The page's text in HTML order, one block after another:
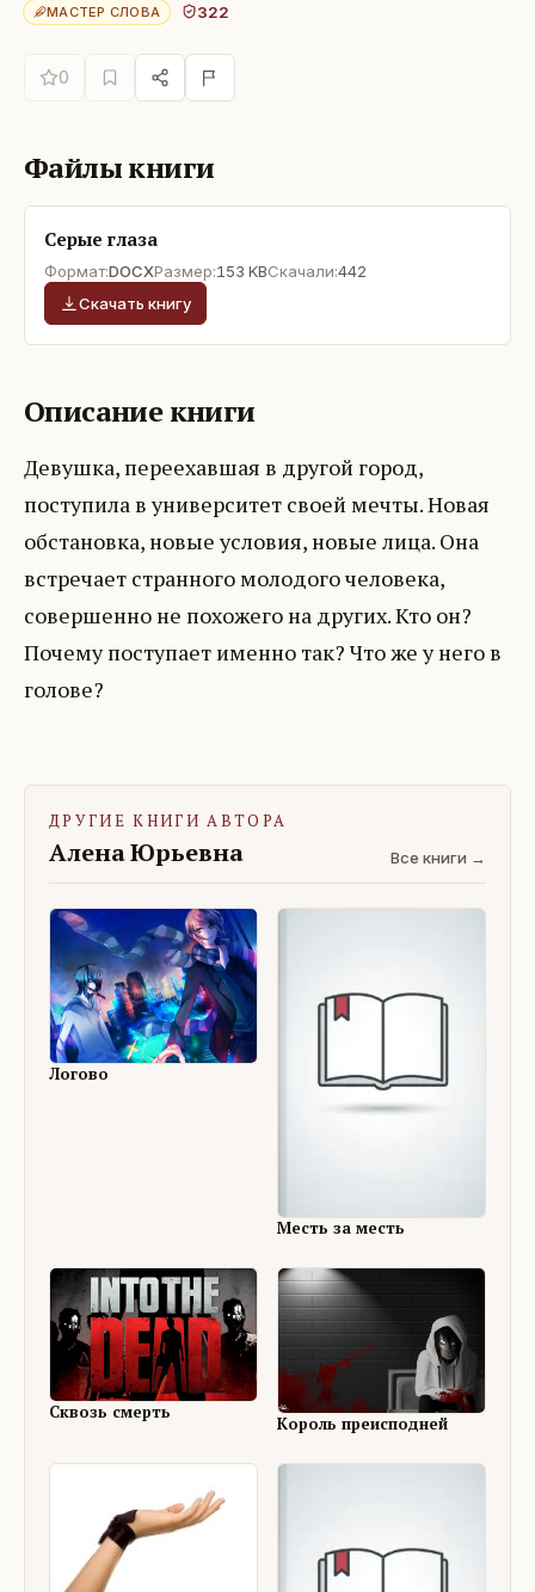
МАСТЕР СЛОВА 322
0
Файлы книги
Серые глаза
Формат:DOCXРазмер:153 KBСкачали:442
Скачать книгу
Описание книги
Девушка, переехавшая в другой город,
поступила в университет своей мечты. Новая
обстановка, новые условия, новые лица. Она
встречает странного молодого человека,
совершенно не похожего на других. Кто он?
Почему поступает именно так? Что же у него в
голове?
ДРУГИЕ КНИГИ АВТОРА
Алена Юрьевна Все книги →
Логово
Месть за месть
Сквозь смерть
Король преисподней